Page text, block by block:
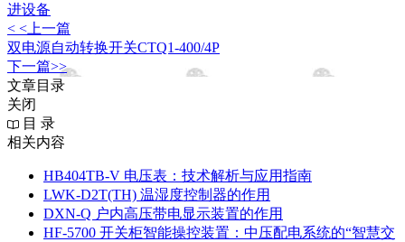
进设备
< <上一篇
双电源自动转换开关CTQ1-400/4P
下一篇>>
文章目录
关闭
目 录
相关内容
HB404TB-V 电压表：技术解析与应用指南
LWK‑D2T(TH) 温湿度控制器的作用
DXN‑Q 户内高压带电显示装置的作用
HF-5700 开关柜智能操控装置：中压配电系统的“智慧交